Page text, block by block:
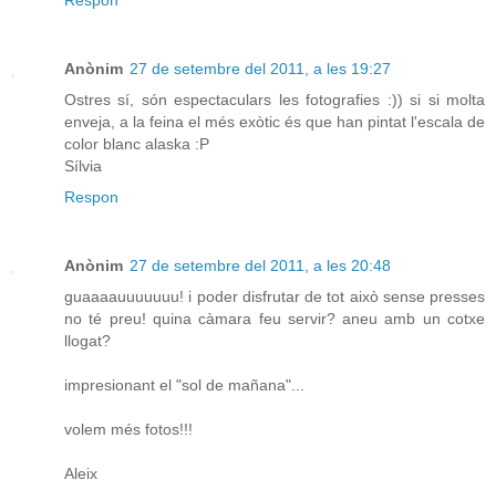
Anònim 27 de setembre del 2011, a les 19:27
Ostres sí, són espectaculars les fotografies :)) si si molta
enveja, a la feina el més exòtic és que han pintat l'escala de
color blanc alaska :P
Sílvia
Respon
Anònim 27 de setembre del 2011, a les 20:48
guaaaauuuuuuu! i poder disfrutar de tot això sense presses
no té preu! quina càmara feu servir? aneu amb un cotxe
llogat?
impresionant el "sol de mañana"...
volem més fotos!!!
Aleix